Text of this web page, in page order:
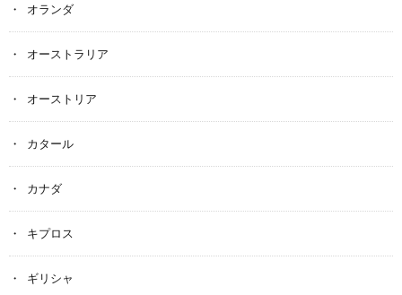
オランダ
オーストラリア
オーストリア
カタール
カナダ
キプロス
ギリシャ